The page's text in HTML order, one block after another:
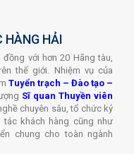
HÀNG HẢI
đồng với hơn 20 Hãng tàu,
thế giới. Nhiệm vụ của
Tuyển trạch – Đào tạo –
Sĩ quan Thuyền viên
chuyên sâu, tổ chức kỷ
khách hàng cũng như
chung cho toàn ngành